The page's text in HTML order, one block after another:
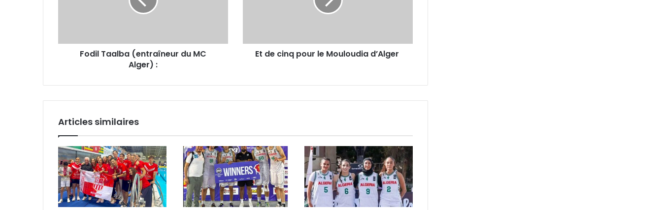
Fodil Taalba (entraîneur du MC
Alger) :
Et de cinq pour le Mouloudia d’Alger
Articles similaires